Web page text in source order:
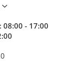
08:00 - 17:00